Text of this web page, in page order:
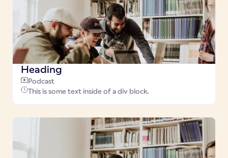
Heading
Podcast
This is some text inside of a div block.